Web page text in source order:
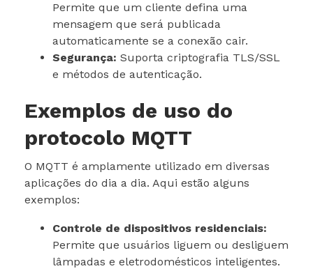
Permite que um cliente defina uma
mensagem que será publicada
automaticamente se a conexão cair.
Segurança: Suporta criptografia TLS/SSL
e métodos de autenticação.
Exemplos de uso do
protocolo MQTT
O MQTT é amplamente utilizado em diversas
aplicações do dia a dia. Aqui estão alguns
exemplos:
Controle de dispositivos residenciais:
Permite que usuários liguem ou desliguem
lâmpadas e eletrodomésticos inteligentes.